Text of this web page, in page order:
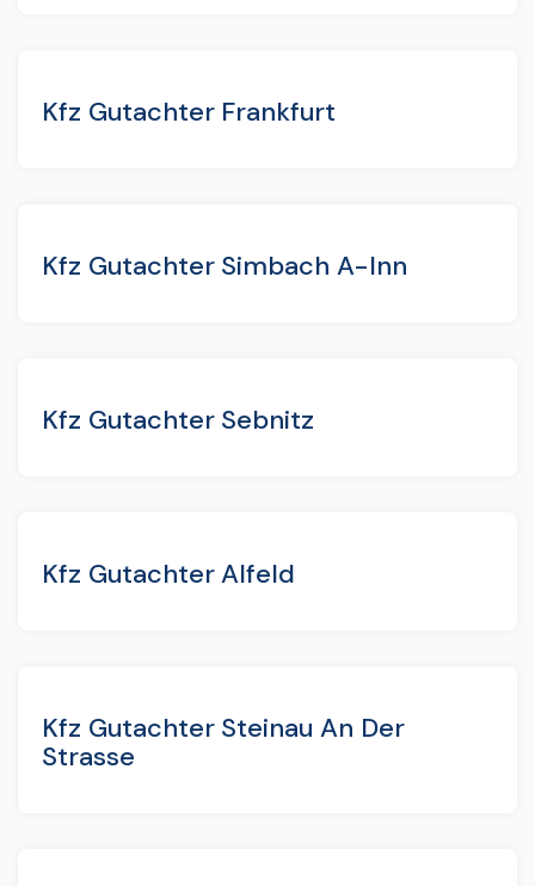
Kfz Gutachter Frankfurt
Kfz Gutachter Simbach A-Inn
Kfz Gutachter Sebnitz
Kfz Gutachter Alfeld
Kfz Gutachter Steinau An Der
Strasse